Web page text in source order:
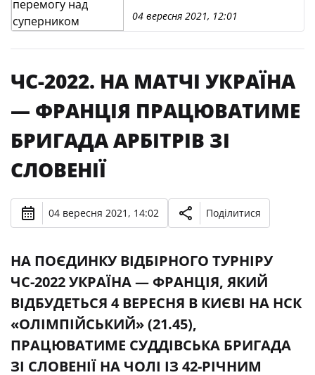
04 вересня 2021, 12:01
ЧС-2022. НА МАТЧІ УКРАЇНА
— ФРАНЦІЯ ПРАЦЮВАТИМЕ
БРИГАДА АРБІТРІВ ЗІ
СЛОВЕНІЇ
04 вересня 2021, 14:02 Поділитися
НА ПОЄДИНКУ ВІДБІРНОГО ТУРНІРУ
ЧС-2022 УКРАЇНА — ФРАНЦІЯ, ЯКИЙ
ВІДБУДЕТЬСЯ 4 ВЕРЕСНЯ В КИЄВІ НА НСК
«ОЛІМПІЙСЬКИЙ» (21.45),
ПРАЦЮВАТИМЕ СУДДІВСЬКА БРИГАДА
ЗІ СЛОВЕНІЇ НА ЧОЛІ ІЗ 42-РІЧНИМ